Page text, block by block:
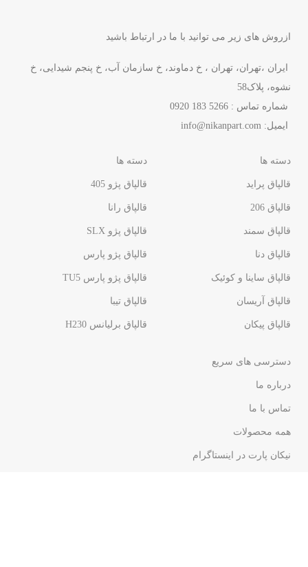
ازروش های زیر می توانید با ما در ارتباط باشید
ایران ،تهران، تهران ، خ دماوند، خ سازمان آب، خ پنجم شیدایی، خ
نشوه، پلاک58
شماره تماس : 5266 183 0920
ایمیل: info@nikanpart.com
دسته ها
قالپاق پراید
قالپاق 206
قالپاق سمند
قالپاق دنا
قالپاق ساینا و کوئیک
قالپاق آریسان
قالپاق پیکان
دسته ها
قالپاق پژو 405
قالپاق رانا
قالپاق پژو SLX
قالپاق پژو پارس
قالپاق پژو پارس TU5
قالپاق تیبا
قالپاق برلیانس H230​
دسترسی های سریع
درباره ما
تماس با ما
همه محصولات
نیکان پارت در اینستاگرام